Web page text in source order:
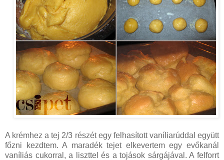
A krémhez a tej 2/3 részét egy felhasított vaníliarúddal együtt
főzni kezdtem. A maradék tejet elkevertem egy evőkanál
vaníliás cukorral, a liszttel és a tojások sárgájával. A felforrt